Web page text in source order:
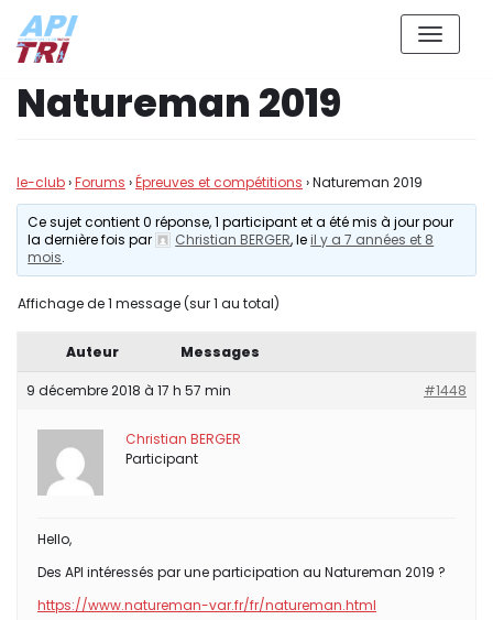
Aller
au
contenu
Natureman 2019
le-club›Forums ›Épreuves et compétitions ›Natureman 2019
Ce sujet contient 0 réponse, 1 participant et a été mis à jour pour
la dernière fois par
Christian BERGER, leil y a 7 années et 8
mois.
Affichage de 1 message (sur 1 au total)
Auteur Messages
9 décembre 2018 à 17 h 57 min #1448
Christian BERGER
Participant
Hello,
Des API intéressés par une participation au Natureman 2019 ?
https://www.natureman-var.fr/fr/natureman.html